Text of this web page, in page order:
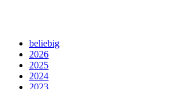
beliebig
2026
2025
2024